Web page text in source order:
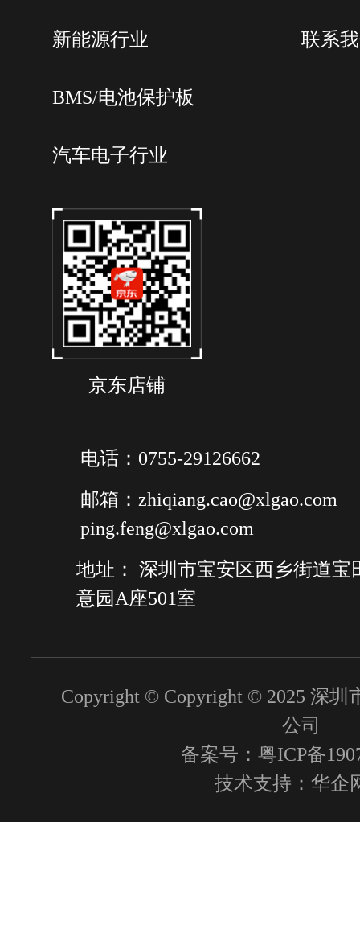
新能源行业
BMS/电池保护板
汽车电子行业
联系
京东店铺
电话：0755-29126662
邮箱：zhiqiang.cao@xlgao.com
ping.feng@xlgao.com
地址： 深圳市宝安区西乡街道宝
意园A座501室
Copyright © Copyright © 2025 深圳
公司
备案号：粤ICP备
技术支持： 华企